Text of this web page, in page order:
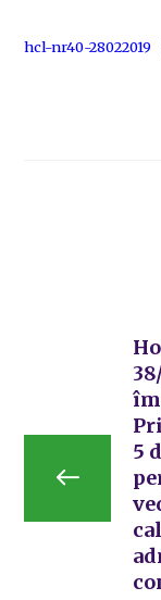
hcl-nr40-28022019
5